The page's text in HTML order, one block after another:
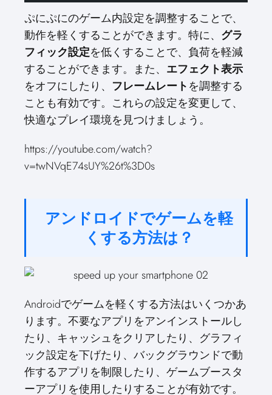
ぷにぷにのゲーム内設定を調整することで、
動作を軽くすることができます。特に、
グラ
フィック設定を低くすることで、負荷を軽減
することができます。また、
エフェクト表示
をオフにしたり、 フレームレート を調整する
ことも有効です。これらの設定を変更して、
快適なプレイ環境を見つけましょう。
https://youtube.com/watch?
v=twNVqE74sUY%26t%3D0s
アンドロイドでゲームを軽
くする方法は？
Androidでゲームを軽くする方法はいくつかあ
ります。不要なアプリをアンインストールし
たり、キャッシュをクリアしたり、グラフィ
ック設定を下げたり、バックグラウンドで動
作するアプリを制限したり、ゲームブースタ
ーアプリを使用したりすることが有効です。